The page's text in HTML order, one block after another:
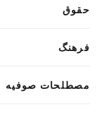
حقوق
فرهنگ
مصطلحات صوفیه